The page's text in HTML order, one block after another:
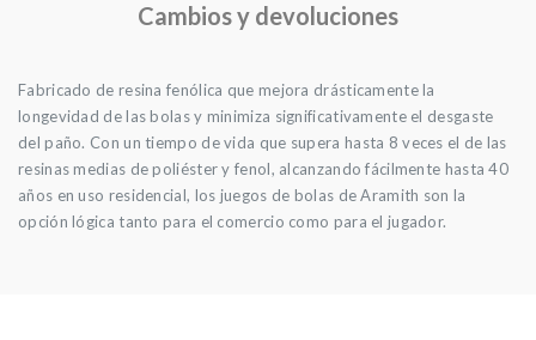
Cambios y devoluciones
Fabricado de resina fenólica que mejora drásticamente la
longevidad de las bolas y minimiza significativamente el desgaste
del paño. Con un tiempo de vida que supera hasta 8 veces el de las
resinas medias de poliéster y fenol, alcanzando fácilmente hasta 40
años en uso residencial, los juegos de bolas de Aramith son la
opción lógica tanto para el comercio como para el jugador.